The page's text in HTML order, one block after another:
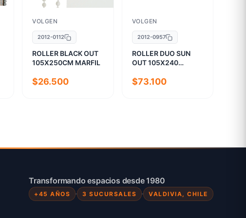
VOLGEN
2012-0112
ROLLER BLACK OUT
105X250CM MARFIL
$26.500
VOLGEN
2012-0957
ROLLER DUO SUN
OUT 105X240
$73.100
Transformando espacios desde 1980
+45 AÑOS 3 SUCURSALES VALDIVIA, CHILE